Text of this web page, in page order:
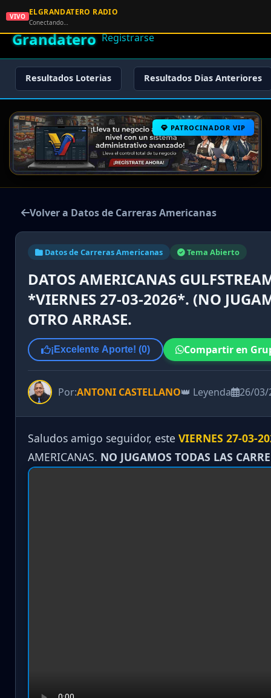
🌟 El
Grandatero Registrarse
Resultados Loterias Resultados Dias Anteriores
PATROCINADOR VIP
Volver a Datos de Carreras Americanas
Datos de Carreras Americanas Tema Abierto
DATOS AMERICANAS
*VIERNES 27-03-2026*. (NO
OTRO ARRASE.
¡Excelente Aporte! (0) Compartir en
Por:ANTONI CASTELLANO👑 Leyenda 26/03/
Saludos amigo seguidor, este VIERNES 27-03-
AMERICANAS. NO JUGAMOS TODAS LAS
VIVO ELGRANDATERO RADIO
Conectando…